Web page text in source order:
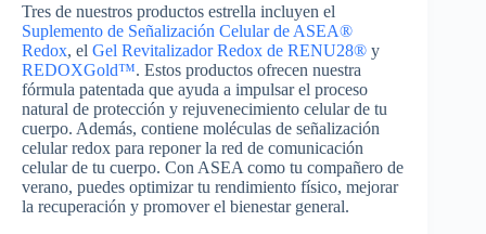
Tres de nuestros productos estrella incluyen el
Suplemento de Señalización Celular de ASEA®
Redox, el Gel Revitalizador Redox de RENU28® y
REDOXGold™. Estos productos ofrecen nuestra
fórmula patentada que ayuda a impulsar el proceso
natural de protección y rejuvenecimiento celular de tu
cuerpo. Además, contiene moléculas de señalización
celular redox para reponer la red de comunicación
celular de tu cuerpo. Con ASEA como tu compañero de
verano, puedes optimizar tu rendimiento físico, mejorar
la recuperación y promover el bienestar general.